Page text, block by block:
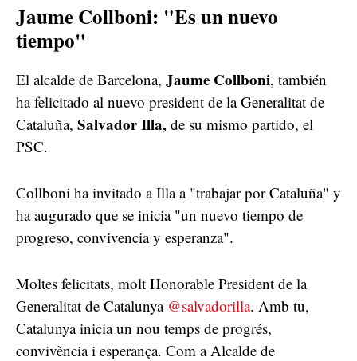
Jaume Collboni: "Es un nuevo
tiempo"
El alcalde de Barcelona, Jaume Collboni, también
ha felicitado al nuevo president de la Generalitat de
Cataluña, Salvador Illa, de su mismo partido, el
PSC.
Collboni ha invitado a Illa a "trabajar por Cataluña" y
ha augurado que se inicia "un nuevo tiempo de
progreso, convivencia y esperanza".
Moltes felicitats, molt Honorable President de la
Generalitat de Catalunya @salvadorilla. Amb tu,
Catalunya inicia un nou temps de progrés,
convivència i esperança. Com a Alcalde de